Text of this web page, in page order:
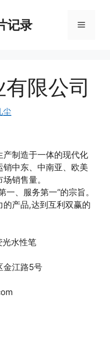
记录 菜
限公司
尘
制造于一体的现代化
中东、中南亚、欧美
销售量。
、服务第一”的宗旨。
产品,达到互利双赢的
光水性笔
金江路5号